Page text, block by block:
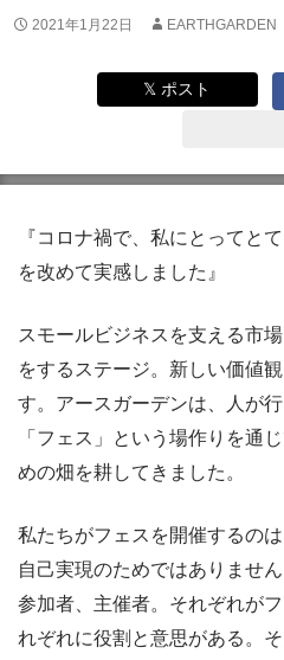
2021年1月22日 EARTHGARDEN
𝕏 ポスト
『コロナ禍で、私にとってと
を改めて実感しました』
スモールビジネスを支える市
をするステージ。新しい価値
す。アースガーデンは、人が
「フェス」という場作りを通
めの畑を耕してきました。
私たちがフェスを開催するの
自己実現のためではありませ
参加者、主催者。それぞれが
れぞれに役割と意思がある。